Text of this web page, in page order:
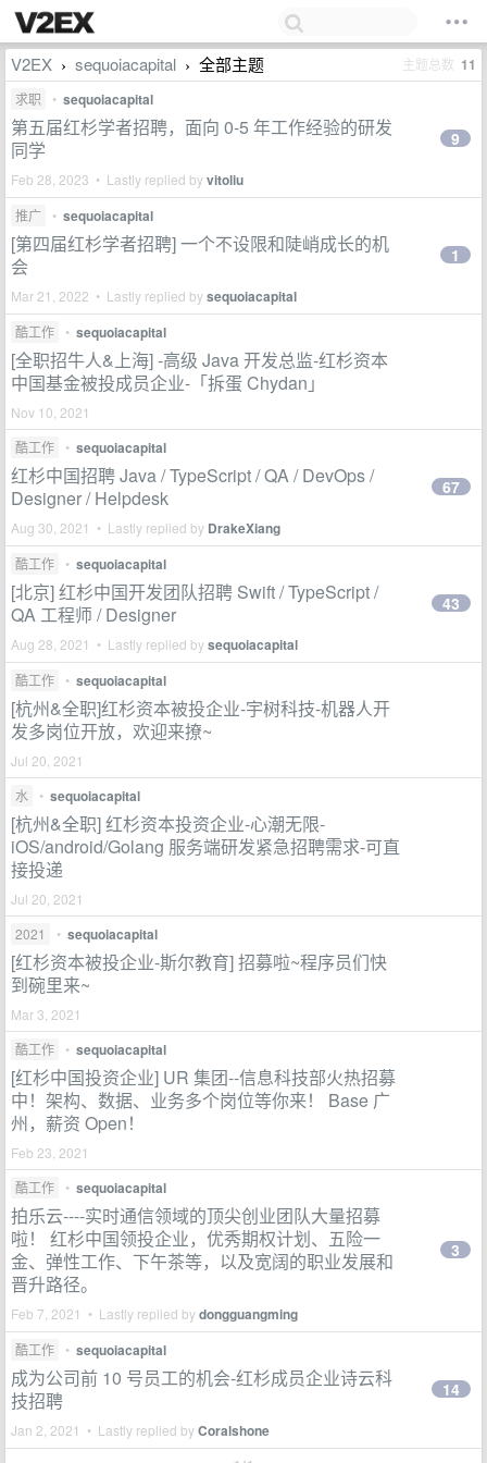
V2EX › sequoiacapital › 全部主题 主题总数 11
求职 • sequoiacapital
第五届红杉学者招聘，面向 0-5 年工作经验的研发
同学
Feb 28, 2023 • Lastly replied byvitoliu
9
推广 • sequoiacapital
[第四届红杉学者招聘] 一个不设限和陡峭成长的机
会
Mar 21, 2022 • Lastly replied bysequoiacapital
1
酷工作 • sequoiacapital
[全职招牛人&上海] -高级 Java 开发总监-红杉资本
中国基金被投成员企业-「拆蛋 Chydan」
Nov 10, 2021
酷工作
• sequoiacapital
红杉中国招聘 Java / TypeScript / QA / DevOps /
Designer / Helpdesk
Aug 30, 2021 • Lastly replied by DrakeXiang
67
酷工作 • sequoiacapital
[北京] 红杉中国开发团队招聘 Swift / TypeScript /
QA 工程师 / Designer
Aug 28, 2021 • Lastly replied bysequoiacapital
43
酷工作 • sequoiacapital
[杭州&全职]红杉资本被投企业-宇树科技-机器人开
发多岗位开放，欢迎来撩~
Jul 20, 2021
水
• sequoiacapital
[杭州&全职] 红杉资本投资企业-心潮无限-
iOS/android/Golang 服务端研发紧急招聘需求-可直
接投递
Jul 20, 2021
2021
• sequoiacapital
[红杉资本被投企业-斯尔教育] 招募啦~程序员们快
到碗里来~
Mar 3, 2021
酷工作
• sequoiacapital
[红杉中国投资企业] UR 集团--信息科技部火热招募
中！架构、数据、业务多个岗位等你来！ Base 广
州，薪资 Open！
Feb 23, 2021
酷工作
• sequoiacapital
拍乐云----实时通信领域的顶尖创业团队大量招募
啦！ 红杉中国领投企业，优秀期权计划、五险一
金、弹性工作、下午茶等，以及宽阔的职业发展和
晋升路径。
Feb 7, 2021 • Lastly replied bydongguangming
3
酷工作 • sequoiacapital
成为公司前 10 号员工的机会-红杉成员企业诗云科
技招聘
Jan 2, 2021 • Lastly replied byCoralshone
14